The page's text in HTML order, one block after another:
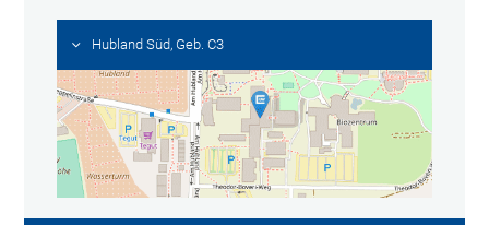
Hubland Süd, Geb. C3